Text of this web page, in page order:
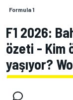
Formula 1
F1 2026:
özeti - Kim
yaşıyor?